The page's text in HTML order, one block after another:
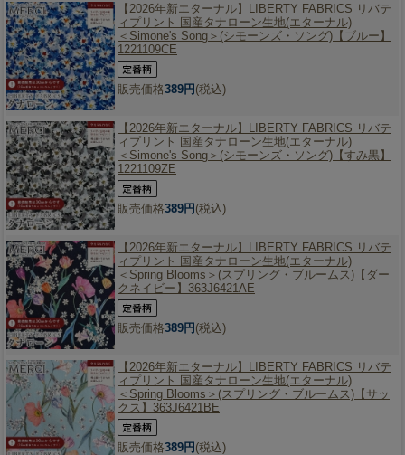
【2026年新エターナル】 LIBERTY FABRICS リバテ
ィプリント 国産タナローン生地(エターナル)
＜Simone's Song＞(シモーンズ・ソング)【ブルー】
1221109CE
販売価格389円(税込)
【2026年新エターナル】 LIBERTY FABRICS リバテ
ィプリント 国産タナローン生地(エターナル)
＜Simone's Song＞(シモーンズ・ソング)【すみ黒】
1221109ZE
販売価格389円(税込)
【2026年新エターナル】 LIBERTY FABRICS リバテ
ィプリント 国産タナローン生地(エターナル)
＜Spring Blooms＞(スプリング・ブルームス)【ダー
クネイビー】363J6421AE
販売価格389円(税込)
【2026年新エターナル】 LIBERTY FABRICS リバテ
ィプリント 国産タナローン生地(エターナル)
＜Spring Blooms＞(スプリング・ブルームス)【サッ
クス】363J6421BE
販売価格389円(税込)